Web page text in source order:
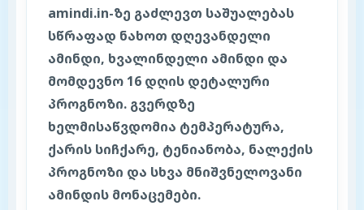
amindi.in-ზე გაძლევთ საშუალებას
სწრაფად ნახოთ დღევანდელი
ამინდი, ხვალინდელი ამინდი და
მომდევნო 16 დღის დეტალური
პროგნოზი. გვერდზე
ხელმისაწვდომია ტემპერატურა,
ქარის სიჩქარე, ტენიანობა, ნალექის
პროგნოზი და სხვა მნიშვნელოვანი
ამინდის მონაცემები.